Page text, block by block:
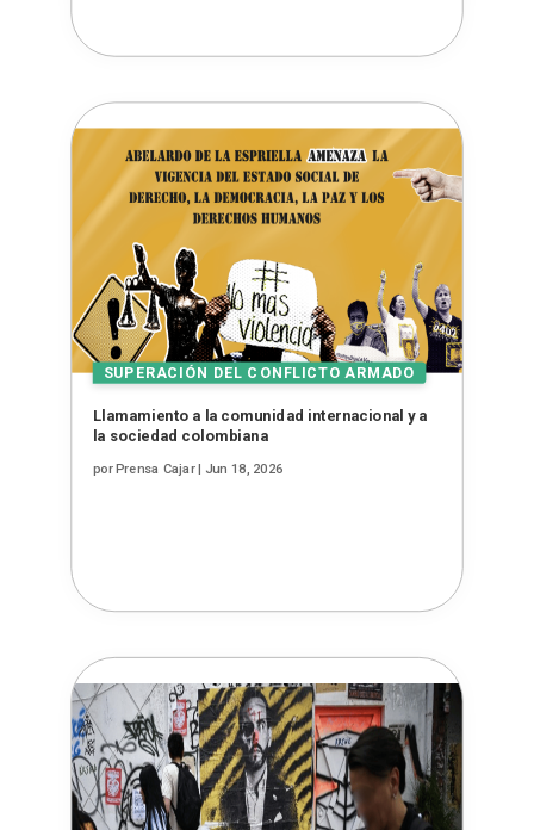
Llamamiento a la comunidad internacional y a
la sociedad colombiana
porPrensa Cajar| Jun 18, 2026